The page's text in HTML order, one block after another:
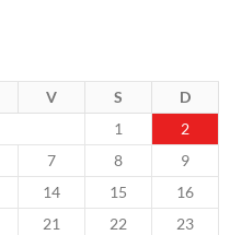
V S
D
1
2
7 8
9
14 15
16
21 22
23